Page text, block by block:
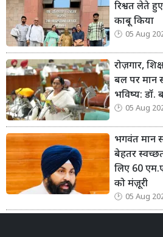
रिश्वत लेते
काबू किया
05 Aug
रोज़गार,
बल पर मान
भविष्य: डॉ.
05 Aug
भगवंत मान
बेहतर
लिए 60
को मंज़ूरी
05 Aug